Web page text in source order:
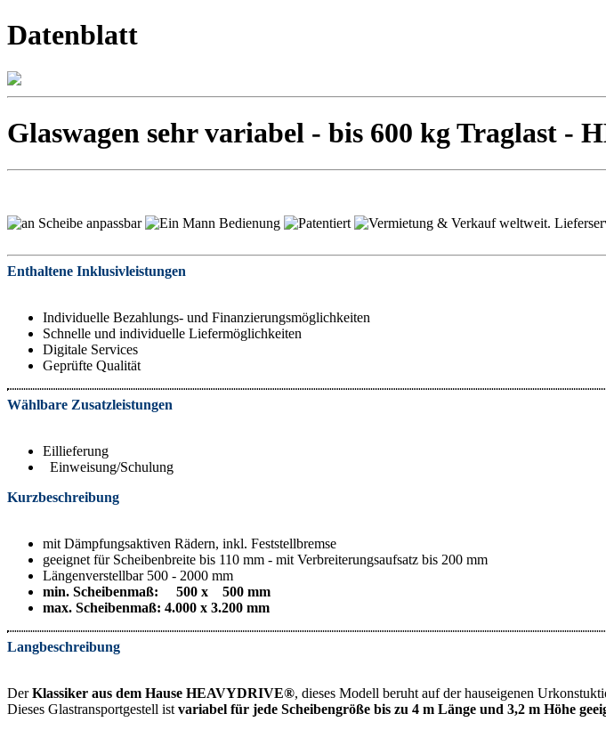
Datenblatt
Glaswagen sehr variabel - bis 600 kg Traglast -
Enthaltene Inklusivleistungen
Individuelle Bezahlungs- und Finanzierungsmöglichkeiten
Schnelle und individuelle Liefermöglichkeiten
Digitale Services
Geprüfte Qualität
Wählbare Zusatzleistungen
Eillieferung
Einweisung/Schulung
Kurzbeschreibung
mit Dämpfungsaktiven Rädern, inkl. Feststellbremse
geeignet für Scheibenbreite bis 110 mm - mit Verbreiterungsaufsatz bis 200 mm
Längenverstellbar 500 - 2000 mm
min. Scheibenmaß: 500 x 500 mm
max. Scheibenmaß: 4.000 x 3.200 mm
Langbeschreibung
DerKlassiker aus dem Hause HEAVYDRIVE®, dieses Modell beruht auf der hauseigenen
Dieses Glastransportgestell ist variabel für jede Scheibengröße bis zu 4 m Länge und 3,2 m Höhe